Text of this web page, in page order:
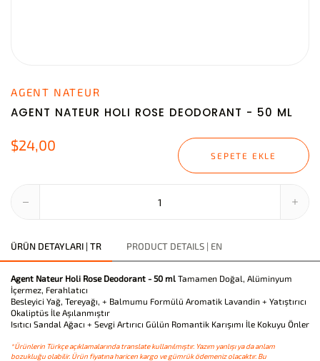
AGENT NATEUR
AGENT NATEUR HOLI ROSE DEODORANT - 50 ML
$24,00
SEPETE EKLE
ÜRÜN DETAYLARI | TR PRODUCT DETAILS | EN
Agent Nateur Holi Rose Deodorant - 50 ml Tamamen Doğal, Alüminyum
İçermez, Ferahlatıcı
Besleyici Yağ, Tereyağı, + Balmumu Formülü Aromatik Lavandin + Yatıştırıcı
Okaliptüs İle Aşılanmıştır
Isıtıcı Sandal Ağacı + Sevgi Artırıcı Gülün Romantik Karışımı İle Kokuyu Önler
*Ürünlerin Türkçe açıklamalarında translate kullanılmıştır. Yazım yanlışı ya da anlam
bozukluğu olabilir. Ürün fiyatına haricen kargo ve gümrük ödemeniz olacaktır. Bu